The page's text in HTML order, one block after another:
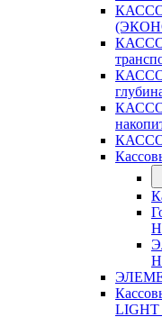
LIGHT